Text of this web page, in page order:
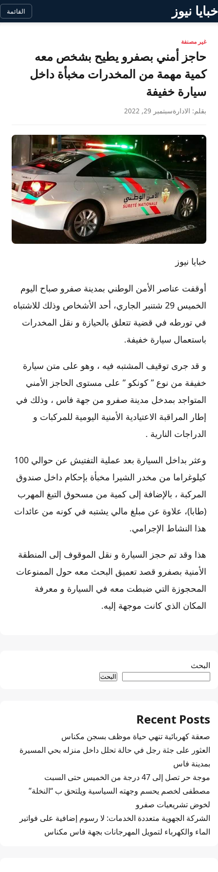
خبايا نيوز القائمة
غير مصنفة
حاجز أمني بصفرو يطيح بشخص معه
كمية مهمة من المخدرات مخبأة داخل
سيارة خفيفة
بقلم: الادارةسبتمبر 29, 2022
خبايا نيوز
أوقفت عناصر الأمن الوطني بمدينة صفرو صباح اليوم
الخميس 29 شتنبر الجاري، أحد الأشخاص وذلك للاشتباه
في تورطه في قضية تتعلق بالحيازة و نقل المخدرات
باستعمال سيارة خفيفة.
و قد جرى توقيف المشتبه فيه ، وهو على متن سيارة
خفيفة من نوع ” كونكو ” على مستوى الحاجز الأمني
المتواجد بمدخل مدينة صفرو من جهة فاس ، وذلك في
إطار المراقبة الاعتيادية الأمنية اليومية للمركبات و
الدراجات النارية .
وعثر بداخل السيارة بعد عملية التفتيش عن حوالي 100
كيلوغراما من مخدر الشيرا مخبأة بإحكام داخل صندوق
المركبة ، بالإضافة إلى كمية من مسحوق التبغ المهرب
(طابا)، علاوة عن مبلغ مالي يشتبه في كونه من عائدات
هذا النشاط الإجرامي.
هذا وقد تم حجز السيارة و نقل الموقوف إلى المنطقة
الأمنية بصفرو قصد تعميق البحث معه حول الممنوعات
المحجوزة التي ضبطت معه في السيارة و معرفة
المكان الذي كانت موجهة إليه.
البحث
البحث
Recent Posts
صعقة كهربائية تنهي حياة موظف بسجن مكناس
العثور على جثة رجل في حالة تحلل داخل منزله بحي المسيرة
بمدينة فاس
موجة حر تصل إلى 47 درجة من الخميس حتى السبت
مصطفى لخصم يحسم وجهته السياسية ويلتحق ب “النخلة”
لخوض تشريعيات صفرو
الشركة الجهوية متعددة الخدمات: لا رسوم إضافية على فواتير
الماء والكهرباء لتمويل المهرجانات بجهة فاس مكناس